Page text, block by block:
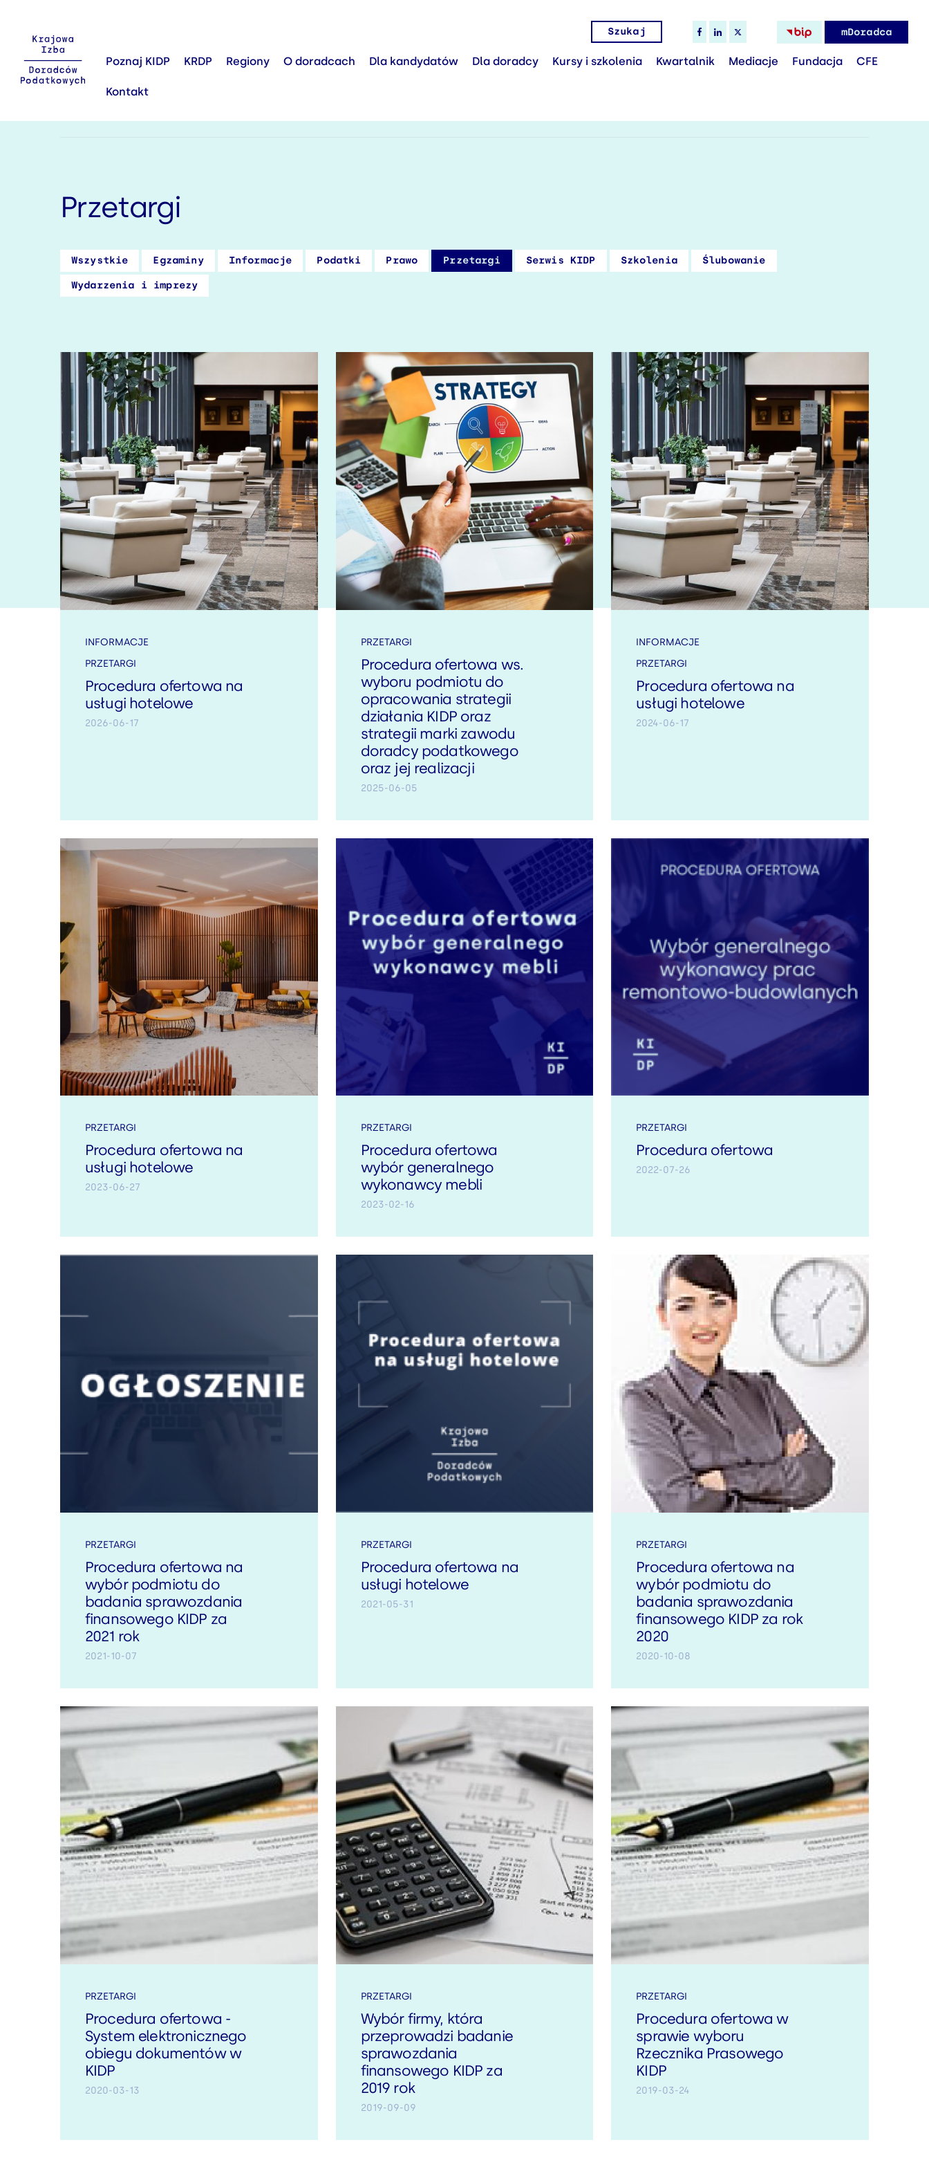
Szukaj mDoradca
Poznaj KIDP KRDP Regiony O doradcach Dla kandydatów Dla doradcy Kursy i szkolenia Kwartalnik Mediacje Fundacja CFE
Kontakt
Przetargi
Wszystkie Egzaminy Informacje Podatki Prawo Przetargi Serwis KIDP Szkolenia Ślubowanie
Wydarzenia i imprezy
INFORMACJE
PRZETARGI
Procedura ofertowa na
usługi hotelowe
2026-06-17
PRZETARGI
Procedura ofertowa ws.
wyboru podmiotu do
opracowania strategii
działania KIDP oraz
strategii marki zawodu
doradcy podatkowego
oraz jej realizacji
2025-06-05
INFORMACJE
PRZETARGI
Procedura ofertowa na
usługi hotelowe
2024-06-17
PRZETARGI
Procedura ofertowa na
usługi hotelowe
2023-06-27
PRZETARGI
Procedura ofertowa
wybór generalnego
wykonawcy mebli
2023-02-16
PRZETARGI
Procedura ofertowa
2022-07-26
PRZETARGI
Procedura ofertowa na
wybór podmiotu do
badania sprawozdania
finansowego KIDP za
2021 rok
2021-10-07
PRZETARGI
Procedura ofertowa na
usługi hotelowe
2021-05-31
PRZETARGI
Procedura ofertowa na
wybór podmiotu do
badania sprawozdania
finansowego KIDP za rok
2020
2020-10-08
PRZETARGI
Procedura ofertowa -
System elektronicznego
obiegu dokumentów w
KIDP
2020-03-13
PRZETARGI
Wybór firmy, która
przeprowadzi badanie
sprawozdania
finansowego KIDP za
2019 rok
2019-09-09
PRZETARGI
Procedura ofertowa w
sprawie wyboru
Rzecznika Prasowego
KIDP
2019-03-24